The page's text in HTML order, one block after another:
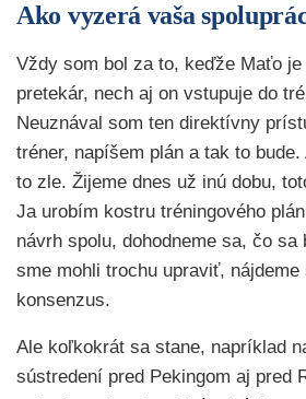
Ako vyzerá vaša
Vždy som bol za to, keďže Maťo
pretekár, nech aj on vstupuje do
Neuznával som ten direktívny
tréner, napíšem plán a tak to
to zle. Žijeme dnes už inú dobu,
Ja urobím kostru tréningového
návrh spolu, dohodneme sa, čo sa
sme mohli trochu upraviť, nájdeme
konsenzus.
Ale koľkokrát sa stane, napríklad
sústredení pred Pekingom aj pred